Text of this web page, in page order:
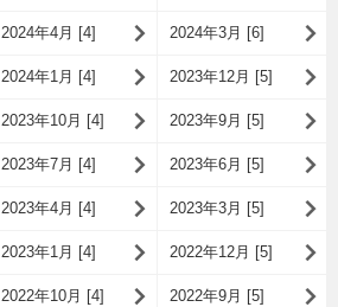
2024年4月 [4] 2024年3月 [6]
2024年1月 [4] 2023年12月 [5]
2023年10月 [4] 2023年9月 [5]
2023年7月 [4] 2023年6月 [5]
2023年4月 [4] 2023年3月 [5]
2023年1月 [4] 2022年12月 [5]
2022年10月 [4] 2022年9月 [5]